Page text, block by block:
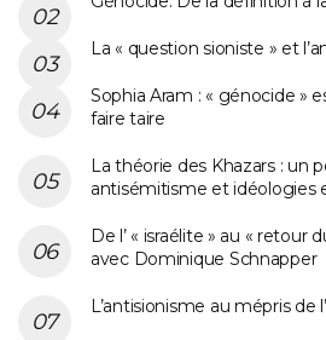
La « question sioniste » et
Sophia Aram : « génocide »
faire taire
La théorie des Khazars : un
antisémitisme et idéologies
De l’ « israélite » au « retour
avec Dominique Schnapper
L’antisionisme au mépris de